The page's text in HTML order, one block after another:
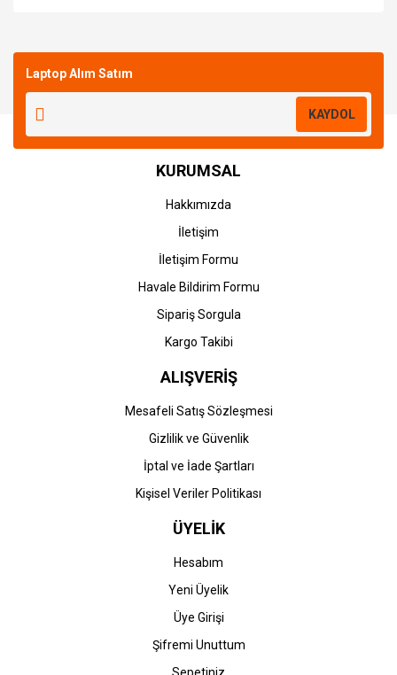
Laptop Alım Satım
KAYDOL
KURUMSAL
Hakkımızda
İletişim
İletişim Formu
Havale Bildirim Formu
Sipariş Sorgula
Kargo Takibi
ALIŞVERİŞ
Mesafeli Satış Sözleşmesi
Gizlilik ve Güvenlik
İptal ve İade Şartları
Kişisel Veriler Politikası
ÜYELİK
Hesabım
Yeni Üyelik
Üye Girişi
Şifremi Unuttum